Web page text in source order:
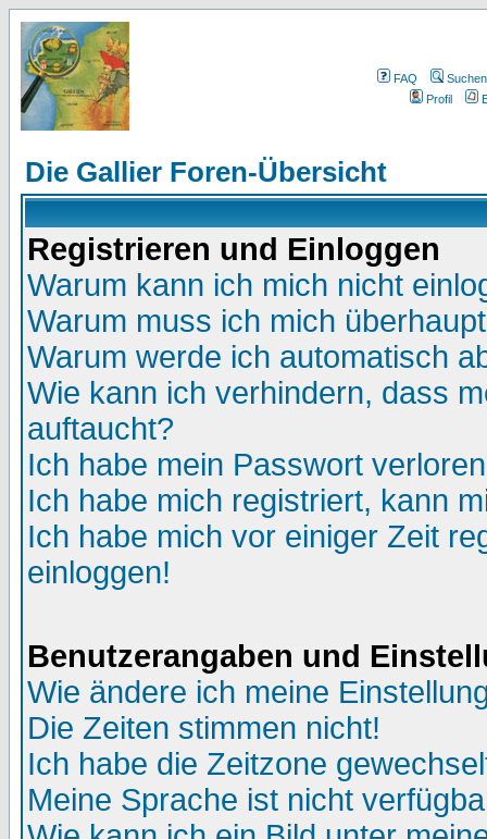
FAQ
Suchen
Profil
Die Gallier Foren-Übersicht
Registrieren und Einloggen
Warum kann ich mich nicht
Warum muss ich mich
Warum werde ich automatisch
Wie kann ich verhindern, dass
auftaucht?
Ich habe mein Passwort
Ich habe mich registriert, kann
Ich habe mich vor einiger Zeit
einloggen!
Benutzerangaben und
Wie ändere ich meine
Die Zeiten stimmen nicht!
Ich habe die Zeitzone
Meine Sprache ist nicht